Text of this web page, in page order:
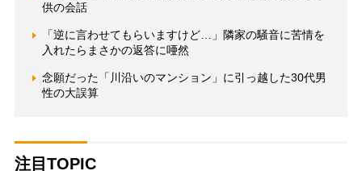
供の会話
「逆に言わせてもらいますけど…」隣家の騒音に苦情を
入れたらまさかの返答に唖然
念願だった「川沿いのマンション」に引っ越した30代男
性の大誤算
注目TOPIC